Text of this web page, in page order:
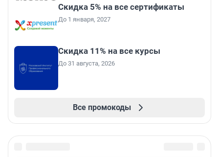
Скидка 5% на все сертификаты
До 1 января, 2027
Скидка 11% на все курсы
До 31 августа, 2026
Все промокоды